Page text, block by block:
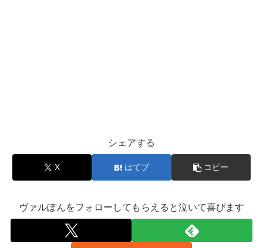
シェアする
X はてブ コピー
ヴァルぽんをフォローしてもらえると泣いて喜びます